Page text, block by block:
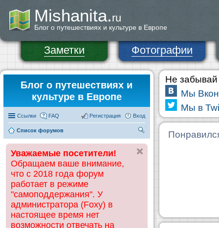
Mishanita.ru
Блог о путешествиях и культуре в Европе
Заметки Фотографии
Блог о путешествиях и
культуре в Европе
Ссылки FAQ Вход
Регистрация
Список форумов
ск
Уважаемые посетители!
Обращаем ваше внимание,
что с 2018 года форум
работает в режиме
"самоподдержания". У
администратора (Foxy) в
настоящее время нет
возможности отвечать на
Не забывай
Мы
Мы в